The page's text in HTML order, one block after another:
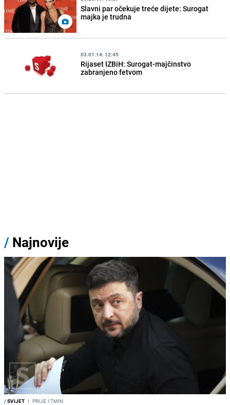
Slavni par očekuje treće dijete: Surogat
majka je trudna
03.01.14. 12:45
Rijaset IZBiH: Surogat-majčinstvo
zabranjeno fetvom
/ Najnovije
/SVIJET I PRIJE 17MIN